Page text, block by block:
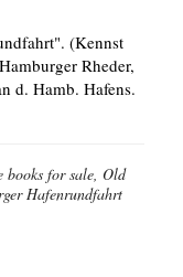
(Kennst
Rheder,
d. Hamb. Hafens.
for sale, Old
Hafenrundfahrt